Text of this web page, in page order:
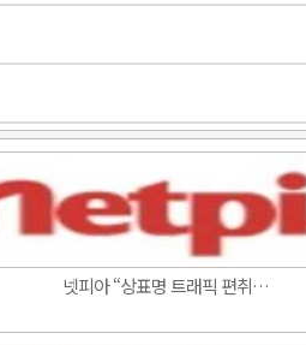
넷피아 “상표명 트래픽 편취…